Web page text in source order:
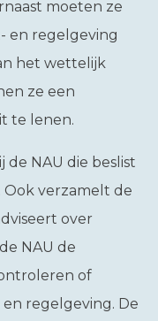
moeten ze
en regelgeving
het wettelijk
ze een
te lenen.
NAU die beslist
verzamelt de
over
NAU de
of
regelgeving. De